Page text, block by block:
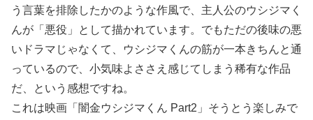
う言葉を排除したかのような作風で、主人公のウシジマく
んが「悪役」として描かれています。でもただの後味の悪
いドラマじゃなくて、ウシジマくんの筋が一本きちんと通
っているので、小気味よささえ感じてしまう稀有な作品
だ、という感想ですね。
これは映画「闇金ウシジマくん Part2」そうとう楽しみで